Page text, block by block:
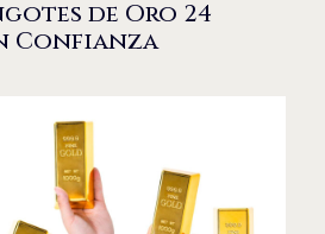
de Oro 24
Confianza